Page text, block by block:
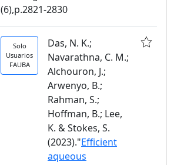
(6),p.2821-2830
Solo
Usuarios
FAUBA
Das, N. K.;
Navarathna, C. M.;
Alchouron, J.;
Arwenyo, B.;
Rahman, S.;
Hoffman, B.; Lee,
K. & Stokes, S.
(2023)."Efficient
aqueous